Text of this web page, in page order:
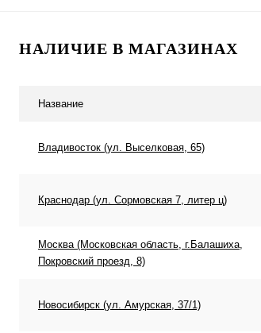
НАЛИЧИЕ В МАГАЗИНАХ
Название
Владивосток (ул. Выселковая, 65)
Краснодар (ул. Сормовская 7, литер ц)
Москва (Московская область, г.Балашиха,
Покровский проезд, 8)
Новосибирск (ул. Амурская, 37/1)